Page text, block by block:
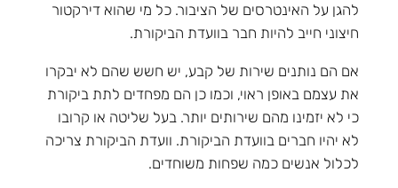
להגן על האינטרסים של הציבור. כל מי שהוא דירקטור
חיצוני חייב להיות חבר בוועדת הביקורת.
אם הם נותנים שירות של קבע, יש חשש שהם לא יבקרו
את עצמם באופן ראוי, וכמו כן הם מפחדים לתת ביקורת
כי לא יזמינו מהם שירותים יותר. בעל שליטה או קרובו
לא יהיו חברים בוועדת הביקורת. וועדת הביקורת צריכה
לכלול אנשים כמה שפחות משוחדים.